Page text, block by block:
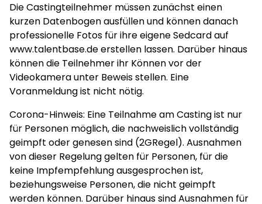
Die Castingteilnehmer müssen zunächst einen
kurzen Datenbogen ausfüllen und können danach
professionelle Fotos für ihre eigene Sedcard auf
www.talentbase.de erstellen lassen. Darüber hinaus
können die Teilnehmer ihr Können vor der
Videokamera unter Beweis stellen. Eine
Voranmeldung ist nicht nötig.
Corona-Hinweis: Eine Teilnahme am Casting ist nur
für Personen möglich, die nachweislich vollständig
geimpft oder genesen sind (2GRegel). Ausnahmen
von dieser Regelung gelten für Personen, für die
keine Impfempfehlung ausgesprochen ist,
beziehungsweise Personen, die nicht geimpft
werden können. Darüber hinaus sind Ausnahmen für